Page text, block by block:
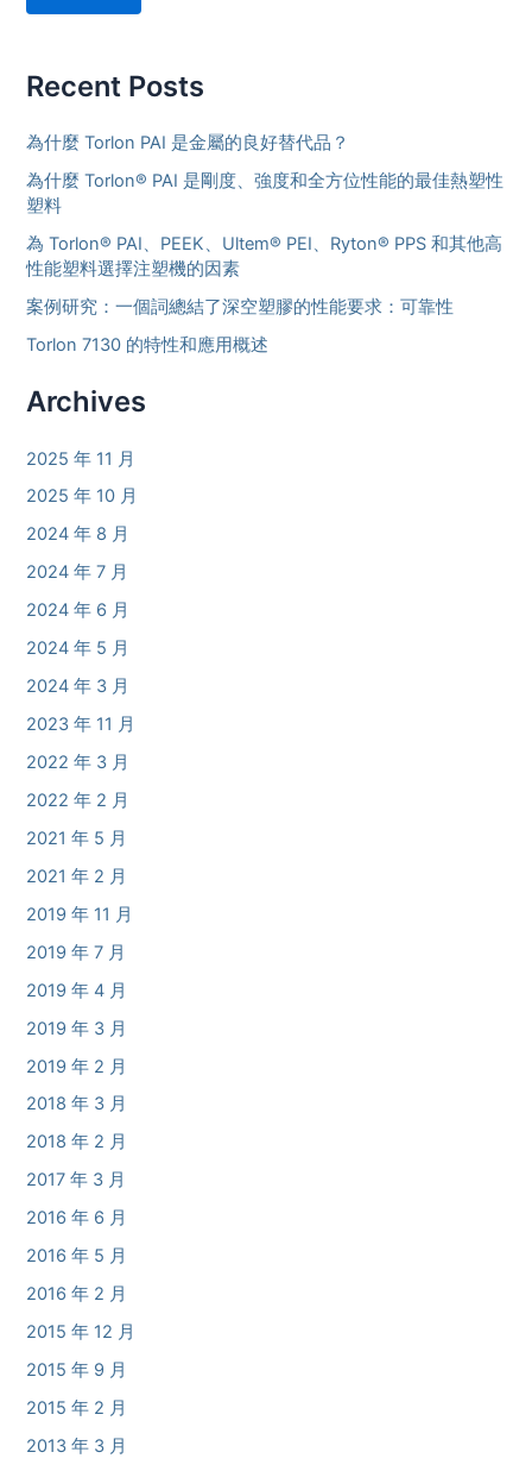
Recent Posts
為什麼 Torlon PAI 是金屬的良好替代品？
為什麼 Torlon® PAI 是剛度、強度和全方位性能的最佳熱塑性
塑料
為 Torlon® PAI、PEEK、Ultem® PEI、Ryton® PPS 和其他高
性能塑料選擇注塑機的因素
案例研究：一個詞總結了深空塑膠的性能要求：可靠性
Torlon 7130 的特性和應用概述
Archives
2025 年 11 月
2025 年 10 月
2024 年 8 月
2024 年 7 月
2024 年 6 月
2024 年 5 月
2024 年 3 月
2023 年 11 月
2022 年 3 月
2022 年 2 月
2021 年 5 月
2021 年 2 月
2019 年 11 月
2019 年 7 月
2019 年 4 月
2019 年 3 月
2019 年 2 月
2018 年 3 月
2018 年 2 月
2017 年 3 月
2016 年 6 月
2016 年 5 月
2016 年 2 月
2015 年 12 月
2015 年 9 月
2015 年 2 月
2013 年 3 月